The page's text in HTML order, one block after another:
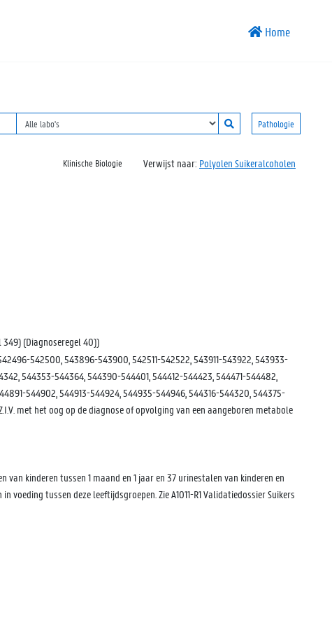
Home
Pathologie
Klinische Biologie Verwijst naar: Polyolen Suikeralcoholen
(Diagnoseregel 40))
542500, 543896-543900, 542511-542522, 543911-543922, 543933-
544353-544364, 544390-544401, 544412-544423, 544471-544482,
544902, 544913-544924, 544935-544946, 544316-544320, 544375-
met het oog op de diagnose of opvolging van een aangeboren metabole
kinderen tussen 1 maand en 1 jaar en 37 urinestalen van kinderen en
tussen deze leeftijdsgroepen. Zie A1011-R1 Validatiedossier Suikers